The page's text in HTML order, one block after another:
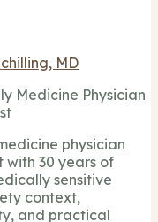
MD
Medicine Physician
physician
with 30 years of
sensitive
context,
and practical